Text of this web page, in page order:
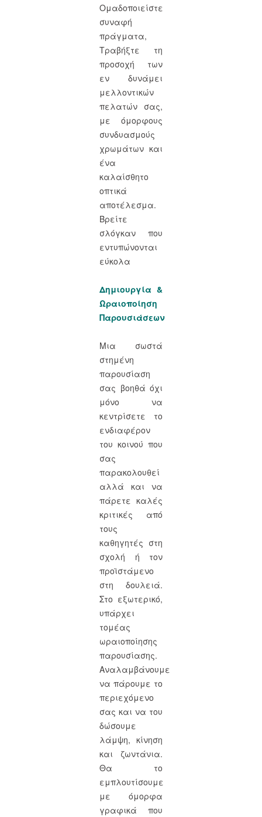
Ομαδοποιείστε
συναφή
πράγματα,
Τραβήξτε τη
προσοχή των
εν δυνάμει
μελλοντικών
πελατών σας,
με όμορφους
συνδυασμούς
χρωμάτων και
ένα
καλαίσθητο
οπτικά
αποτέλεσμα.
Βρείτε
σλόγκαν που
εντυπώνονται
εύκολα
Δημιουργία &
Ωραιοποίηση
Παρουσιάσεων
Μια σωστά
στημένη
παρουσίαση
σας βοηθά όχι
μόνο να
κεντρίσετε το
ενδιαφέρον
του κοινού που
σας
παρακολουθεί
αλλά και να
πάρετε καλές
κριτικές από
τους
καθηγητές στη
σχολή ή τον
προϊστάμενο
στη δουλειά.
Στο εξωτερικό,
υπάρχει
τομέας
ωραιοποίησης
παρουσίασης.
Αναλαμβάνουμε
να πάρουμε το
περιεχόμενο
σας και να του
δώσουμε
λάμψη, κίνηση
και ζωντάνια.
Θα το
εμπλουτίσουμε
με όμορφα
γραφικά που